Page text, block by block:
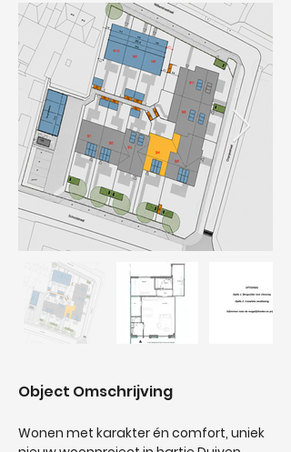
Object Omschrijving
Wonen met karakter én comfort, uniek